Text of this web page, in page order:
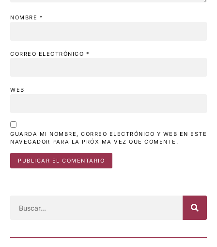
NOMBRE *
CORREO ELECTRÓNICO *
WEB
GUARDA MI NOMBRE, CORREO ELECTRÓNICO Y WEB EN ESTE
NAVEGADOR PARA LA PRÓXIMA VEZ QUE COMENTE.